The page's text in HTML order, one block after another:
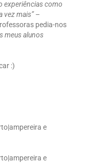
experiências como
vez mais”–
pedia-nos
meus alunos
:)
e
e